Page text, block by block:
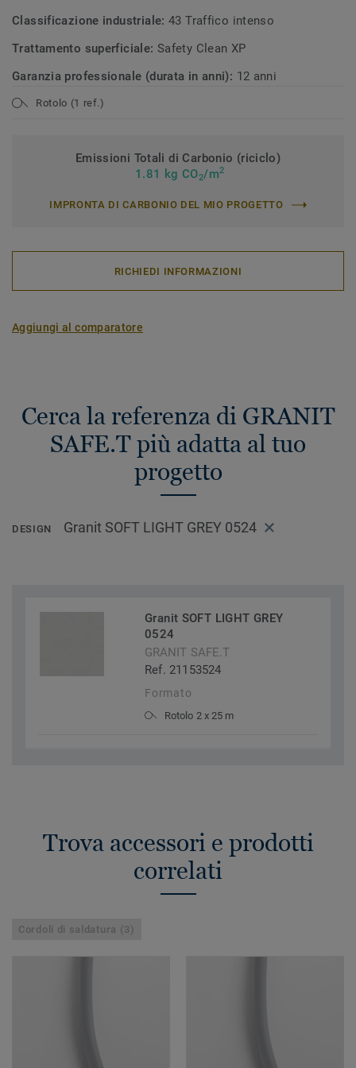
Classificazione industriale:43 Traffico intenso
Trattamento superficiale: Safety Clean XP
Garanzia professionale (durata in anni): 12 anni
Rotolo (1 ref.)
Emissioni Totali di Carbonio (riciclo)
1.81 kg CO2/m2
IMPRONTA DI CARBONIO DEL MIO PROGETTO
RICHIEDI INFORMAZIONI
Aggiungi al comparatore
Cerca la referenza di GRANIT
SAFE.T più adatta al tuo
progetto
DESIGN Granit SOFT LIGHT GREY 0524
Granit SOFT LIGHT GREY
0524
GRANIT SAFE.T
Ref. 21153524
Formato
Rotolo 2 x 25 m
Trova accessori e prodotti
correlati
Cordoli di saldatura (3)